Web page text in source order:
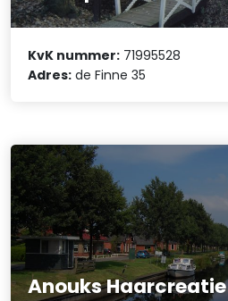
KvK nummer: 71995528
Adres: de Finne 35
Anouks Haarcreatie